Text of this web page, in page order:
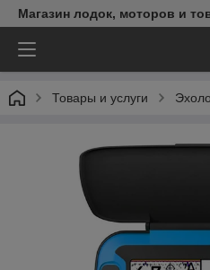
Магазин лодок, моторов и
Товары и услуги